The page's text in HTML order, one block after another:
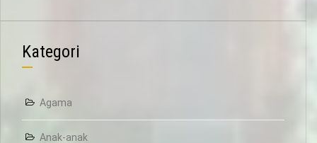
Kategori
Agama
Anak-anak